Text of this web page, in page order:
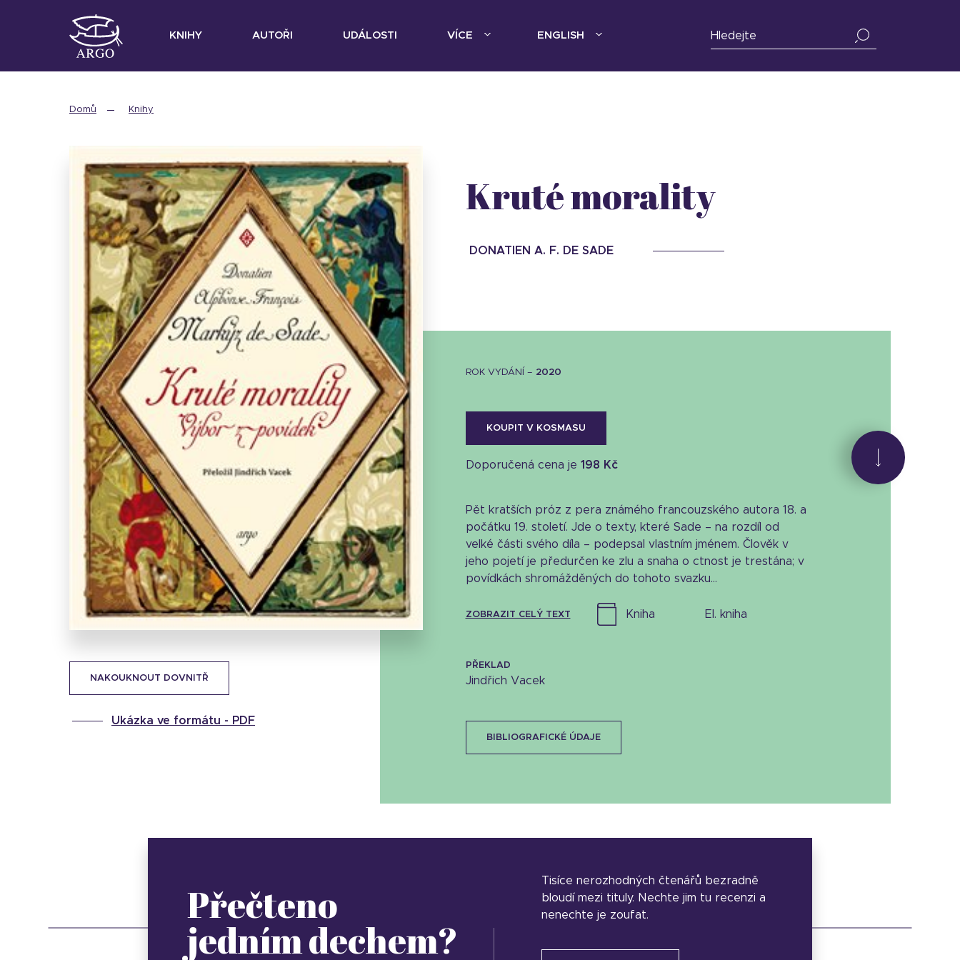
KNIHY AUTOŘI UDÁLOSTI VÍCE ENGLISH
Domů Knihy
Stáhnout obálku
NAKOUKNOUT DOVNITŘ
Ukázka ve formátu - PDF
Kruté morality
DONATIEN A. F. DE SADE
ROK VYDÁNÍ – 2020
KOUPIT V KOSMASU
Doporučená cena je 198 Kč
Pět kratších próz z pera známého francouzského autora 18. a
počátku 19. století. Jde o texty, které Sade – na rozdíl od
velké části svého díla – podepsal vlastním jménem. Člověk v
jeho pojetí je předurčen ke zlu a snaha o ctnost je trestána; v
povídkách shromážděných do tohoto svazku...
ZOBRAZIT CELÝ TEXT kniha el. kniha
PŘEKLAD
Jindřich Vacek
BIBLIOGRAFICKÉ ÚDAJE
Přečteno
jedním dechem?
Tisíce nerozhodných čtenářů bezradně
bloudí mezi tituly. Nechte jim tu recenzi a
nenechte je zoufat.